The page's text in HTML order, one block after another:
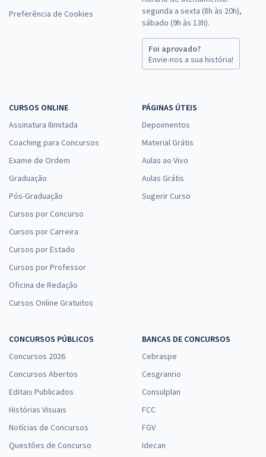
Preferência de Cookies
segunda a sexta (8h às 20h),
sábado (9h às 13h).
Foi aprovado?
Envie-nos a sua história!
CURSOS ONLINE
Assinatura Ilimitada
Coaching para Concursos
Exame de Ordem
Graduação
Pós-Graduação
Cursos por Concurso
Cursos por Carreira
Cursos por Estado
Cursos por Professor
Oficina de Redação
Cursos Online Gratuitos
PÁGINAS ÚTEIS
Depoimentos
Material Grátis
Aulas ao Vivo
Aulas Grátis
Sugerir Curso
CONCURSOS PÚBLICOS
Concursos 2026
Concursos Abertos
Editais Publicados
Histórias Visuais
Notícias de Concursos
Questões de Concurso
BANCAS DE CONCURSOS
Cebraspe
Cesgranrio
Consulplan
FCC
FGV
Idecan